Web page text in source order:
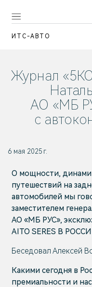
ИТС-АВТО
Журнал
АО «МБ
с
6 мая 2025 г.
О мощности,
путешествий на
автомобилей мы
заместителем
АО «МБ РУС»,
AITO SERES В
Беседовал Алексей
Какими сегодня в
премиальности и